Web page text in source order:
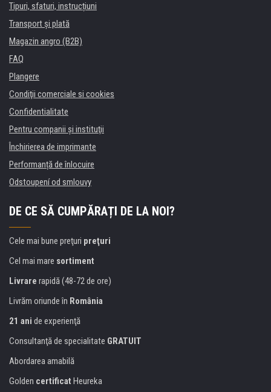
Tipuri, sfaturi, instrucțiuni
Transport şi plată
Magazin angro (B2B)
FAQ
Plangere
Condiţii comerciale si cookies
Confidentialitate
Pentru companii și instituţii
Închirierea de imprimante
Performanță de înlocuire
Odstoupení od smlouvy
DE CE SĂ CUMPĂRAȚI DE LA NOI?
Cele mai bune preţuri preţuri
Cel mai mare sortiment
Livrare rapidă (48-72 de ore)
Livrăm oriunde în România
21 ani de experienţă
Consultanţă de specialitate GRATUIT
Abordarea amabilă
Golden certificat Heureka